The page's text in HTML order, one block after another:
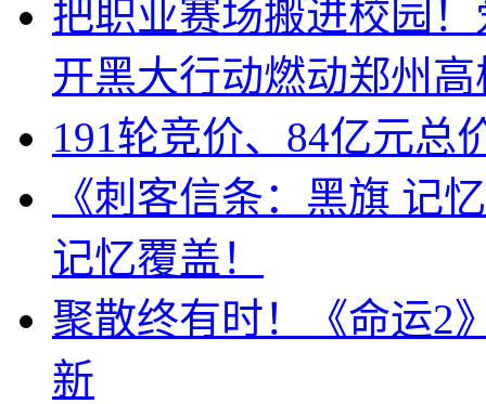
把职业赛场搬进校园
开黑大行动燃动郑州高
191轮竞价、84亿元总
《刺客信条：黑旗 记
记忆覆盖！
聚散终有时！《命运2
新